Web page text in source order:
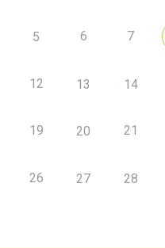
5 6 7
12 13 14
19 20 21
26 27 28